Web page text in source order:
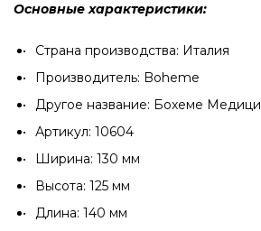
Основные характеристики:
Страна производства: Италия
Производитель: Boheme
Другое название: Бохеме Медици
Артикул: 10604
Ширина: 130 мм
Высота: 125 мм
Длина: 140 мм